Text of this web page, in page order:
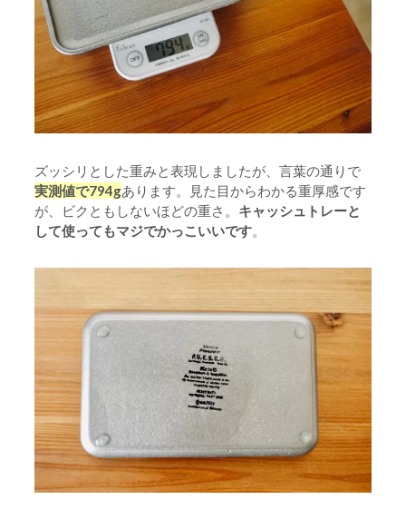
ズッシリとした重みと表現しましたが、言葉の通りで
実測値で794gあります。見た目からわかる重厚感です
が、ビクともしないほどの重さ。 キャッシュトレーと
して使ってもマジでかっこいいです。